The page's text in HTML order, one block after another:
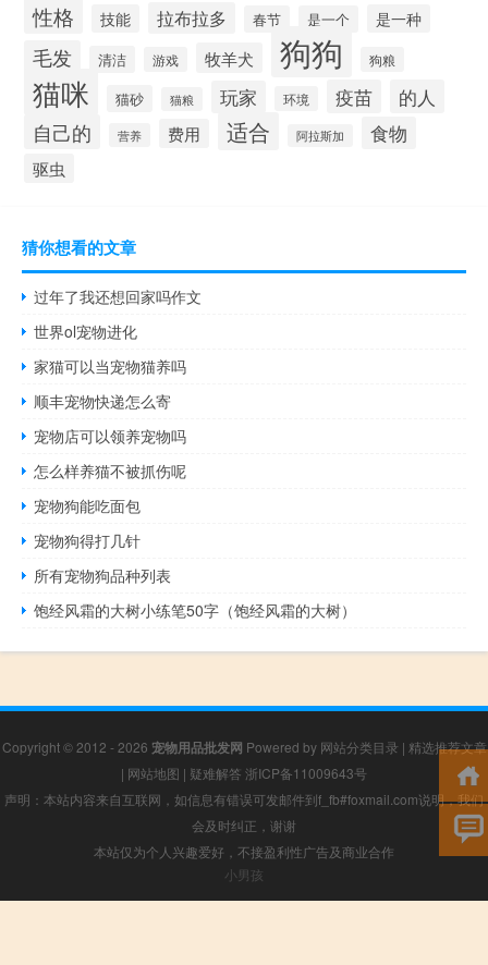
性格 技能 拉布拉多 春节 是一个 是一种
毛发 清洁 游戏 牧羊犬 狗狗 狗粮
猫咪 猫砂 猫粮 玩家 环境 疫苗 的人
自己的 营养 费用 适合 阿拉斯加 食物
驱虫
猜你想看的文章
过年了我还想回家吗作文
世界ol宠物进化
家猫可以当宠物猫养吗
顺丰宠物快递怎么寄
宠物店可以领养宠物吗
怎么样养猫不被抓伤呢
宠物狗能吃面包
宠物狗得打几针
所有宠物狗品种列表
饱经风霜的大树小练笔50字（饱经风霜的大树）
Copyright © 2012 - 2026 宠物用品批发网 Powered by 网站分类目录 | 精选推荐文章
| 网站地图 | 疑难解答 浙ICP备11009643号
声明：本站内容来自互联网，如信息有错误可发邮件到f_fb#foxmail.com说明，我们
会及时纠正，谢谢
本站仅为个人兴趣爱好，不接盈利性广告及商业合作
小男孩